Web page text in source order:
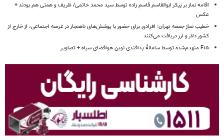
اقامه نماز بر پیکر ابوالقاسم قاسم زاده توسط سید محمد خاتمی/ ظریف و همتی هم بودند +
عکس
خطیب نماز جمعه تهران: افرادی برای حضور با پوشش‌های ناهنجار در عرصه اجتماعی، از خارج از
کشور دلار و ارز دریافت می‌کنند
F۱۵ منهدم‌شده توسط سامانۀ پدافندی نوین هوافضای سپاه + تصاویر